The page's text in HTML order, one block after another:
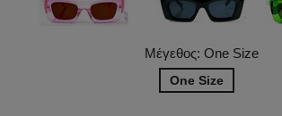
Μέγεθος: One Size
One Size